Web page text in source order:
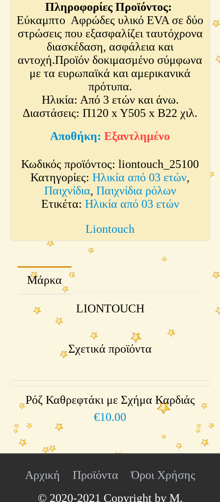
Πληροφορίες Προϊόντος:
Εύκαμπτο Αφρώδες υλικό EVA σε δύο
στρώσεις που εξασφαλίζει ταυτόχρονα
διασκέδαση, ασφάλεια και
αντοχή.Προϊόν δοκιμασμένο σύμφωνα
με τα ευρωπαϊκά και αμερικανικά
πρότυπα.
Ηλικία: Από 3 ετών και άνω.
Διαστάσεις: Π120 x Y505 x Β22 χιλ.
Εξαντλημένο
Κωδικός προϊόντος: liontouch_25100
Κατηγορίες: Ηλικία από 03 ετών,
Παιχνίδια, Παιχνίδια ρόλων
Ετικέτα: Ηλικία από 03 ετών
Liontouch
Μάρκα
LIONTOUCH
Σχετικά προϊόντα
Ρόζ Καθρεφτάκι με Σχήμα Καρδιάς
€10.00
Αρχική Προϊόντα
Όροι Χρήσης
© 2020-2021 Copyright by Μ.